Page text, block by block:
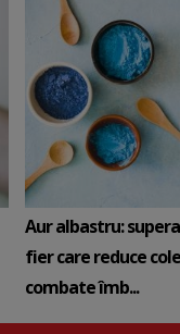
Aur albastru:
fier care reduce
combate îmb...